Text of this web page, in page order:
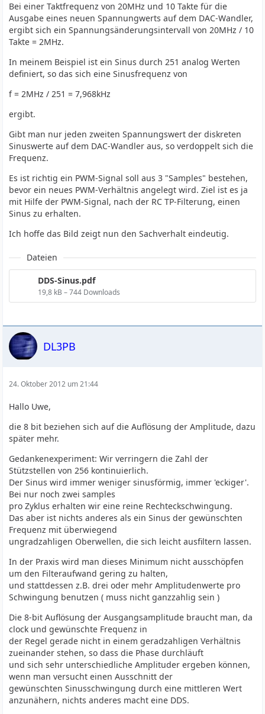
Bei einer Taktfrequenz von 20MHz und 10 Takte für die
Ausgabe eines neuen Spannungwerts auf dem DAC-Wandler,
ergibt sich ein Spannungsänderungsintervall von 20MHz / 10
Takte = 2MHz.
In meinem Beispiel ist ein Sinus durch 251 analog Werten
definiert, so das sich eine Sinusfrequenz von
f = 2MHz / 251 = 7,968kHz
ergibt.
Gibt man nur jeden zweiten Spannungswert der diskreten
Sinuswerte auf dem DAC-Wandler aus, so verdoppelt sich die
Frequenz.
Es ist richtig ein PWM-Signal soll aus 3 "Samples" bestehen,
bevor ein neues PWM-Verhältnis angelegt wird. Ziel ist es ja
mit Hilfe der PWM-Signal, nach der RC TP-Filterung, einen
Sinus zu erhalten.
Ich hoffe das Bild zeigt nun den Sachverhalt eindeutig.
Dateien
DDS-Sinus.pdf
19,8 kB – 744 Downloads
DL3PB
24. Oktober 2012 um 21:44
Hallo Uwe,
die 8 bit beziehen sich auf die Auflösung der Amplitude, dazu
später mehr.
Gedankenexperiment: Wir verringern die Zahl der
Stützstellen von 256 kontinuierlich.
Der Sinus wird immer weniger sinusförmig, immer 'eckiger'.
Bei nur noch zwei samples
pro Zyklus erhalten wir eine reine Rechteckschwingung.
Das aber ist nichts anderes als ein Sinus der gewünschten
Frequenz mit überwiegend
ungradzahligen Oberwellen, die sich leicht ausfiltern lassen.
In der Praxis wird man dieses Minimum nicht ausschöpfen
um den Filteraufwand gering zu halten,
und stattdessen z.B. drei oder mehr Amplitudenwerte pro
Schwingung benutzen ( muss nicht ganzzahlig sein )
Die 8-bit Auflösung der Ausgangsamplitude braucht man, da
clock und gewünschte Frequenz in
der Regel gerade nicht in einem geradzahligen Verhältnis
zueinander stehen, so dass die Phase durchläuft
und sich sehr unterschiedliche Amplituder ergeben können,
wenn man versucht einen Ausschnitt der
gewünschten Sinusschwingung durch eine mittleren Wert
anzunähern, nichts anderes macht eine DDS.